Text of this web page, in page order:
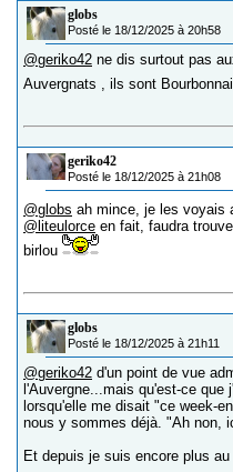
globs
Posté le 18/12/2025 à 20h58
@geriko42 ne dis surtout pas
Auvergnats , ils sont
geriko42
Posté le 18/12/2025 à 21h08
@globs ah mince, je les voyais
@liteulorce en fait, faudra
birlou
globs
Posté le 18/12/2025 à 21h11
@geriko42 d'un point de vue
l'Auvergne...mais qu'est-ce que
lorsqu'elle me disait "ce week-
nous y sommes déjà. "Ah non,
Et depuis je suis encore plus au